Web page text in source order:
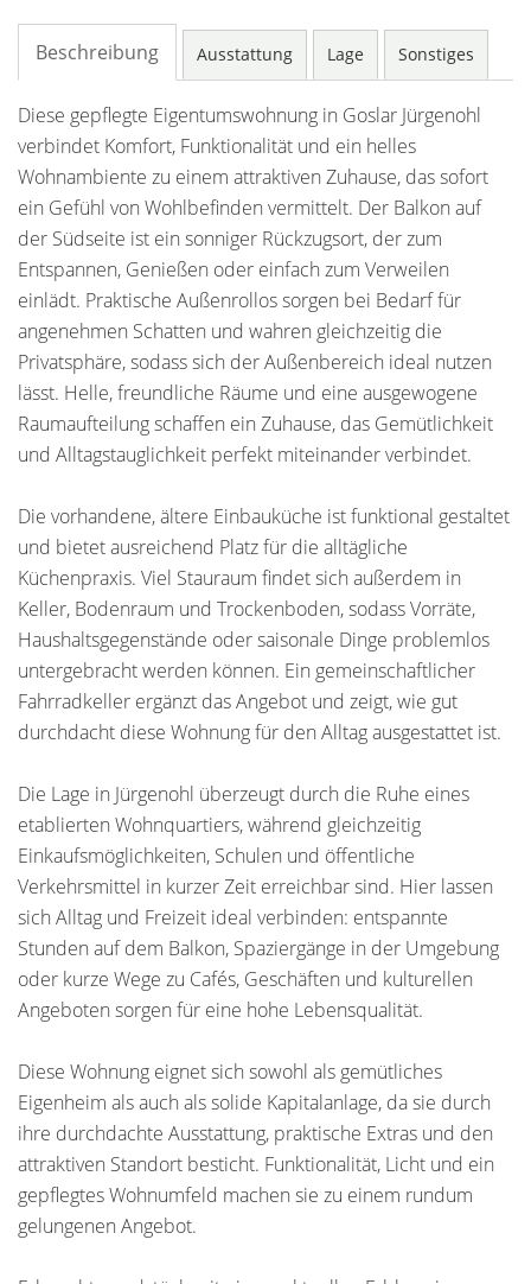
Beschreibung Ausstattung Lage Sonstiges
Diese gepflegte Eigentumswohnung in Goslar Jürgenohl
verbindet Komfort, Funktionalität und ein helles
Wohnambiente zu einem attraktiven Zuhause, das sofort
ein Gefühl von Wohlbefinden vermittelt. Der Balkon auf
der Südseite ist ein sonniger Rückzugsort, der zum
Entspannen, Genießen oder einfach zum Verweilen
einlädt. Praktische Außenrollos sorgen bei Bedarf für
angenehmen Schatten und wahren gleichzeitig die
Privatsphäre, sodass sich der Außenbereich ideal nutzen
lässt. Helle, freundliche Räume und eine ausgewogene
Raumaufteilung schaffen ein Zuhause, das Gemütlichkeit
und Alltagstauglichkeit perfekt miteinander verbindet.
Die vorhandene, ältere Einbauküche ist funktional gestaltet
und bietet ausreichend Platz für die alltägliche
Küchenpraxis. Viel Stauraum findet sich außerdem in
Keller, Bodenraum und Trockenboden, sodass Vorräte,
Haushaltsgegenstände oder saisonale Dinge problemlos
untergebracht werden können. Ein gemeinschaftlicher
Fahrradkeller ergänzt das Angebot und zeigt, wie gut
durchdacht diese Wohnung für den Alltag ausgestattet ist.
Die Lage in Jürgenohl überzeugt durch die Ruhe eines
etablierten Wohnquartiers, während gleichzeitig
Einkaufsmöglichkeiten, Schulen und öffentliche
Verkehrsmittel in kurzer Zeit erreichbar sind. Hier lassen
sich Alltag und Freizeit ideal verbinden: entspannte
Stunden auf dem Balkon, Spaziergänge in der Umgebung
oder kurze Wege zu Cafés, Geschäften und kulturellen
Angeboten sorgen für eine hohe Lebensqualität.
Diese Wohnung eignet sich sowohl als gemütliches
Eigenheim als auch als solide Kapitalanlage, da sie durch
ihre durchdachte Ausstattung, praktische Extras und den
attraktiven Standort besticht. Funktionalität, Licht und ein
gepflegtes Wohnumfeld machen sie zu einem rundum
gelungenen Angebot.